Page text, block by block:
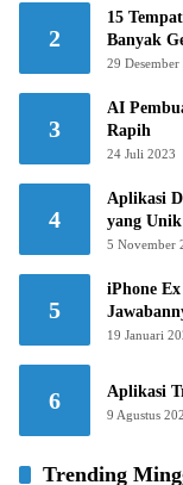
2
15
Banyak
29
3
AI
Rapih
24 Juli 2023
4
Aplikasi
yang
5 November
5
iPhone
19 Januari
6 Aplikasi
9 Agustus
Trending